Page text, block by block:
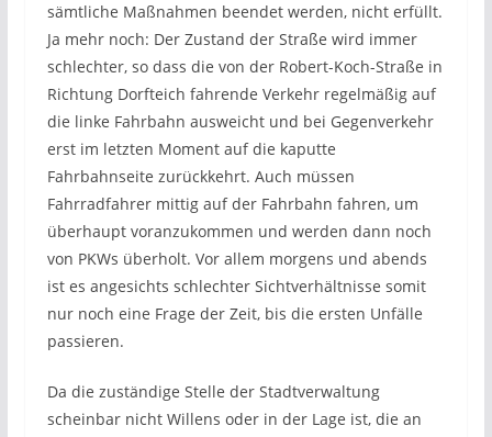
sämtliche Maßnahmen beendet werden, nicht erfüllt.
Ja mehr noch: Der Zustand der Straße wird immer
schlechter, so dass die von der Robert-Koch-Straße in
Richtung Dorfteich fahrende Verkehr regelmäßig auf
die linke Fahrbahn ausweicht und bei Gegenverkehr
erst im letzten Moment auf die kaputte
Fahrbahnseite zurückkehrt. Auch müssen
Fahrradfahrer mittig auf der Fahrbahn fahren, um
überhaupt voranzukommen und werden dann noch
von PKWs überholt. Vor allem morgens und abends
ist es angesichts schlechter Sichtverhältnisse somit
nur noch eine Frage der Zeit, bis die ersten Unfälle
passieren.
Da die zuständige Stelle der Stadtverwaltung
scheinbar nicht Willens oder in der Lage ist, die an